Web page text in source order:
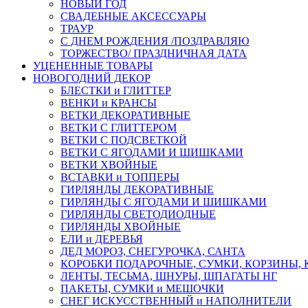
НОВЫЙ ГОД
СВАДЕБНЫЕ АКСЕССУАРЫ
ТРАУР
С ДНЕМ РОЖДЕНИЯ /ПОЗДРАВЛЯЮ
ТОРЖЕСТВО/ ПРАЗДНИЧНАЯ ДАТА
УЦЕНЕННЫЕ ТОВАРЫ
НОВОГОДНИЙ ДЕКОР
БЛЕСТКИ и ГЛИТТЕР
ВЕНКИ и КРАНСЫ
ВЕТКИ ДЕКОРАТИВНЫЕ
ВЕТКИ С ГЛИТТЕРОМ
ВЕТКИ С ПОДСВЕТКОЙ
ВЕТКИ С ЯГОДАМИ И ШИШКАМИ
ВЕТКИ ХВОЙНЫЕ
ВСТАВКИ и ТОППЕРЫ
ГИРЛЯНДЫ ДЕКОРАТИВНЫЕ
ГИРЛЯНДЫ С ЯГОДАМИ И ШИШКАМИ
ГИРЛЯНДЫ СВЕТОДИОДНЫЕ
ГИРЛЯНДЫ ХВОЙНЫЕ
ЕЛИ и ДЕРЕВЬЯ
ДЕД МОРОЗ, СНЕГУРОЧКА, САНТА
КОРОБКИ ПОДАРОЧНЫЕ, СУМКИ,
ЛЕНТЫ, ТЕСЬМА, ШНУРЫ, ШПАГАТЫ НГ
ПАКЕТЫ, СУМКИ и МЕШОЧКИ
СНЕГ ИСКУССТВЕННЫЙ и НАПОЛНИТЕЛИ